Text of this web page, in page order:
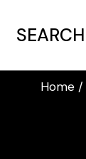
SEARCH
Home